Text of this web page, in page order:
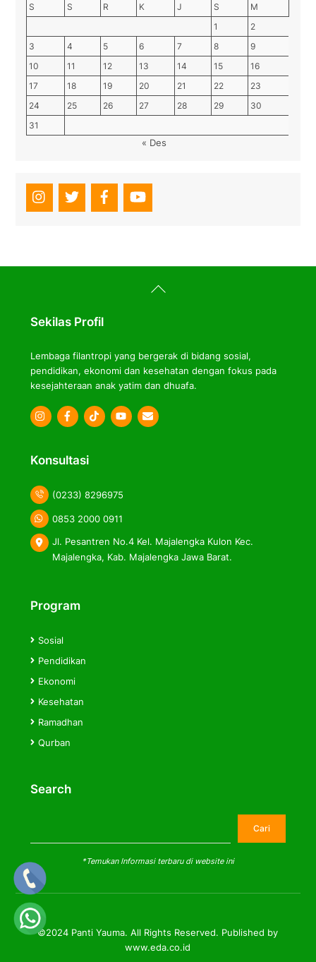
S
S R K J S
M
1
2
3
4 5 6 7 8
9
10
11 12 13 14 15
16
17
18 19 20 21 22
23
24
25 26 27 28 29
30
31
« Des
Back
To
Sekilas Profil
Lembaga filantropi yang bergerak di bidang sosial,
pendidikan, ekonomi dan kesehatan dengan fokus pada
kesejahteraan anak yatim dan dhuafa.
Icon
Icon
Icon
Konsultasi
(0233) 8296975
0853 2000 0911
Jl. Pesantren No.4 Kel. Majalengka Kulon Kec.
Majalengka, Kab. Majalengka Jawa Barat.
Program
Sosial
Pendidikan
Ekonomi
Kesehatan
Ramadhan
Qurban
Search
Cari
*Temukan Informasi terbaru di website ini
©2024 Panti Yauma. All Rights Reserved. Published by
www.eda.co.id